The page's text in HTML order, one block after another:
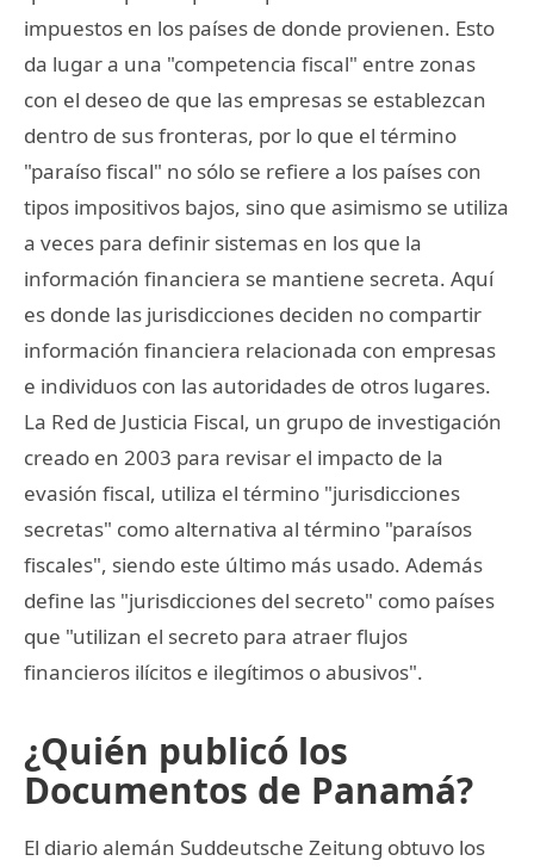
impuestos en los países de donde provienen. Esto
da lugar a una "competencia fiscal" entre zonas
con el deseo de que las empresas se establezcan
dentro de sus fronteras, por lo que el término
"paraíso fiscal" no sólo se refiere a los países con
tipos impositivos bajos, sino que asimismo se utiliza
a veces para definir sistemas en los que la
información financiera se mantiene secreta. Aquí
es donde las jurisdicciones deciden no compartir
información financiera relacionada con empresas
e individuos con las autoridades de otros lugares.
La Red de Justicia Fiscal, un grupo de investigación
creado en 2003 para revisar el impacto de la
evasión fiscal, utiliza el término "jurisdicciones
secretas" como alternativa al término "paraísos
fiscales", siendo este último más usado. Además
define las "jurisdicciones del secreto" como países
que "utilizan el secreto para atraer flujos
financieros ilícitos e ilegítimos o abusivos".
¿Quién publicó los
Documentos de Panamá?
El diario alemán Suddeutsche Zeitung obtuvo los